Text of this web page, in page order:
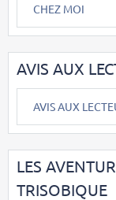
CHEZ MOI
AVIS AUX
AVIS AUX
LES
TRISOBIQUE